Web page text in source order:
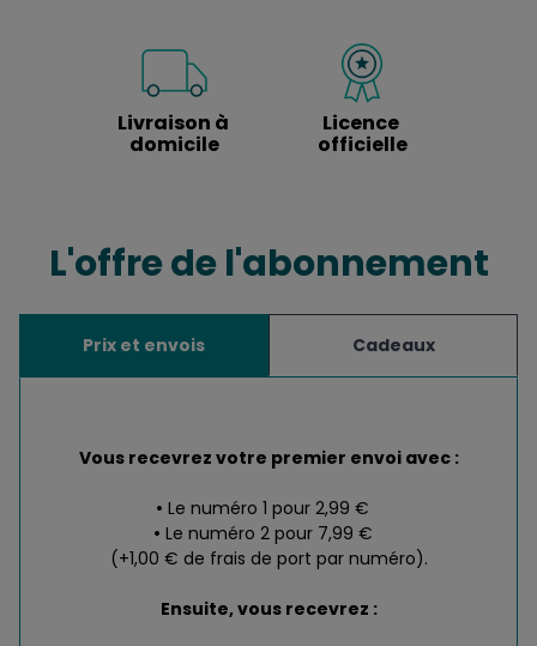
Livraison à
domicile
Licence
officielle
L'offre de l'abonnement
Prix et envois Cadeaux
Vous recevrez votre premier envoi avec :
Le numéro 1 pour 2,99 €
Le numéro 2 pour 7,99 €
(+1,00 € de frais de port par numéro).
Ensuite, vous recevrez :